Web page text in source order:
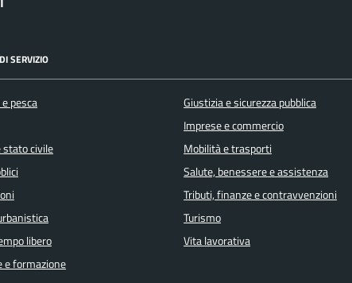
SERVIZIO
pesca
stato civile
libero
e formazione
Giustizia e sicurezza pubblica
Imprese e commercio
Mobilità e trasporti
Salute, benessere e assistenza
Tributi, finanze e contravvenzioni
Turismo
Vita lavorativa